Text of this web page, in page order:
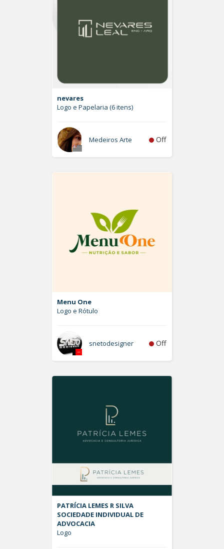
nevares
Logo e Papelaria (6 itens)
Medeiros Arte Off
Menu One
Logo e Rótulo
snetodesigner Off
PATRÍCIA LEMES R SILVA
SOCIEDADE INDIVIDUAL DE
ADVOCACIA
Logo